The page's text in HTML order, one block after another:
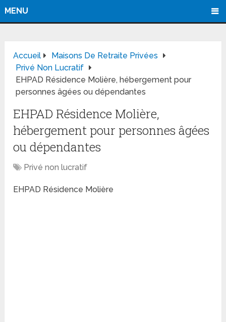
MENU
Accueil
Maisons De Retraite Privées
Privé Non Lucratif
EHPAD Résidence Molière, hébergement pour
personnes âgées ou dépendantes
EHPAD Résidence Molière,
hébergement pour personnes âgées
ou dépendantes
Privé non lucratif
EHPAD Résidence Molière